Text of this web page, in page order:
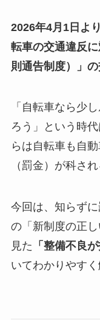
2026年4月1日よ
転車の交通違反
則通告制度）」
「自転車なら少
ろう」という時
らは自転車も自
（罰金）が科さ
今回は、知らず
の「新制度の正
見た 「整備不良
いてわかりやすく